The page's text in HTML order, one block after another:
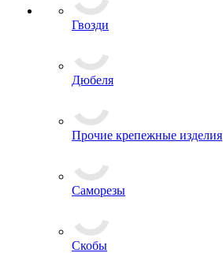
Гвозди
Дюбеля
Прочие крепежные изделия
Саморезы
Скобы